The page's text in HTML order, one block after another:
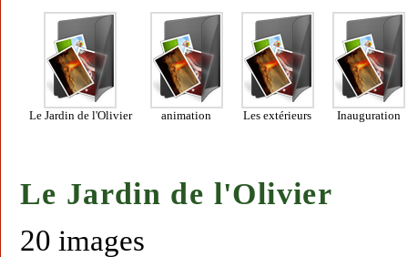
Le Jardin de l'Olivier animation Les extérieurs Inauguration
Le Jardin de l'Olivier
20 images